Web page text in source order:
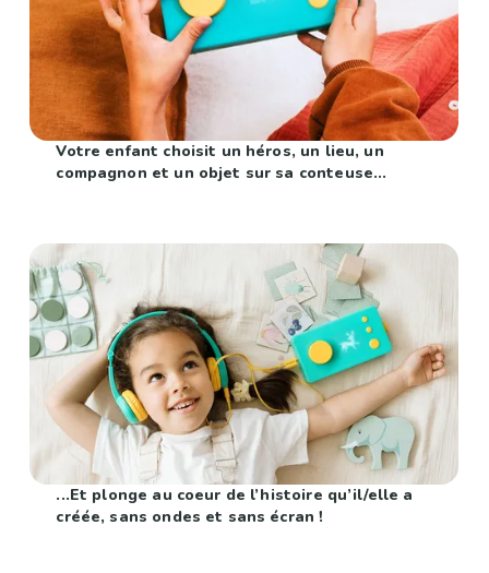
Votre enfant choisit un héros, un lieu, un
compagnon et un objet sur sa conteuse...
...Et plonge au coeur de l’histoire qu’il/elle a
créée, sans ondes et sans écran !